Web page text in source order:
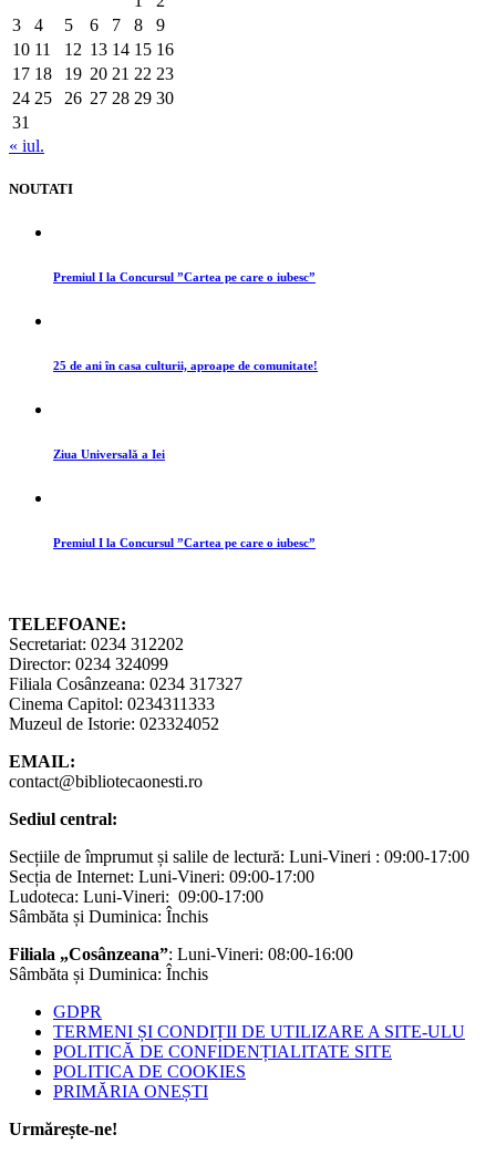
3
4 5 6 7 8
9
10 11 12 13 14 15 16
17 18 19 20 21 22 23
24 25 26 27 28 29 30
31
« iul.
NOUTATI
Premiul I la Concursul ”Cartea pe care o iubesc”
25 de ani în casa culturii, aproape de comunitate!
Ziua Universală a Iei
Premiul I la Concursul ”Cartea pe care o iubesc”
TELEFOANE:
Secretariat: 0234 312202
Director: 0234 324099
Filiala Cosânzeana: 0234 317327
Cinema Capitol: 0234311333
Muzeul de Istorie: 023324052
EMAIL:
contact@bibliotecaonesti.ro
Sediul central:
Secțiile de împrumut și salile de lectură: Luni-Vineri : 09:00-17:00
Secția de Internet: Luni-Vineri: 09:00-17:00
Ludoteca: Luni-Vineri: 09:00-17:00
Sâmbăta și Duminica: Închis
Filiala „Cosânzeana”: Luni-Vineri: 08:00-16:00
Sâmbăta și Duminica: Închis
GDPR
TERMENI ȘI CONDIȚII DE UTILIZARE A SITE-ULU
POLITICĂ DE CONFIDENȚIALITATE SITE
POLITICA DE COOKIES
PRIMĂRIA ONEȘTI
Urmărește-ne!